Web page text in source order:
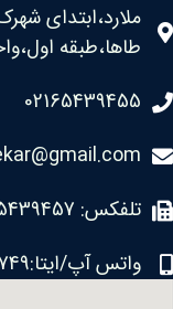
ملارد،ابتدای
طاها،طبقه
02165439455
تلفکس: 02165439457
واتس آپ/ایتا:09908938749